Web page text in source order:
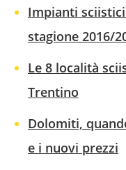
Impianti
stagione 2016/
Le 8 località
Trentino
Dolomiti,
e i nuovi prezzi